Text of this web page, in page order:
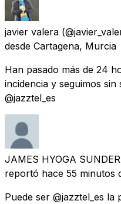
javier valera
desde Cartagena, Murcia
Han pasado más de 24
incidencia y seguimos
@jazztel_es
JAMES HYOGA
reportó hace 55 minutos
Puede ser @jazztel_es